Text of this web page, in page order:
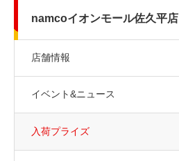
namcoイオンモール佐久平店
店舗情報
イベント&ニュース
入荷プライズ